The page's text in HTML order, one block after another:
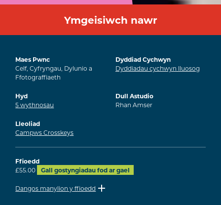
Ymgeisiwch nawr
Maes Pwnc
Celf, Cyfryngau, Dylunio a
Ffotograffiaeth
Dyddiad Cychwyn
Dyddiadau cychwyn lluosog
Hyd
5wythnosau
Dull Astudio
Rhan Amser
Lleoliad
Campws Crosskeys
Ffioedd
£55.00
Gall gostyngiadau fod ar gael
Dangos manylion y ffioedd